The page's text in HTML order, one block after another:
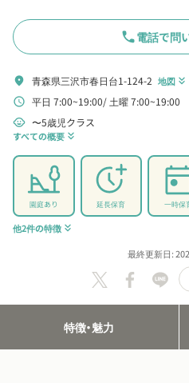
phone電話で問
location_on 青森県三沢市春日台1-124-2 地図 keyboard_double_arrow_down
schedule 平日 7:00~19:00 土曜 7:00~19:00
child_care 〜5歳児クラス
すべての概要 keyboard_double_arrow_down
園庭あり 延長保育 一時保
他2件の特徴 keyboard_double_arrow_down
最終更新日:
特徴・魅力